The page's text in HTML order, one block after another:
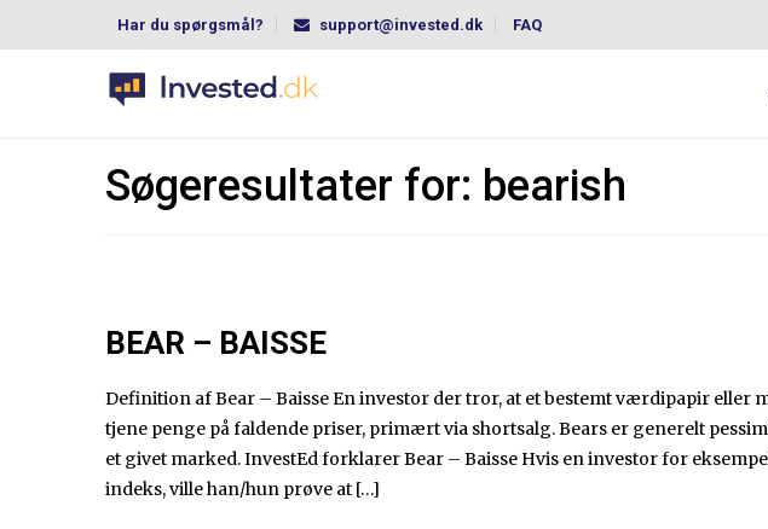
Har du spørgsmål? support@invested.dk FAQ
Søgeresultater for: bearish
BEAR – BAISSE
Definition af Bear – Baisse En investor der tror, at et bestemt værdipapir eller
tjene penge på faldende priser, primært via shortsalg. Bears er generelt
et givet marked. InvestEd forklarer Bear – Baisse Hvis en investor for
indeks, ville han/hun prøve at […]